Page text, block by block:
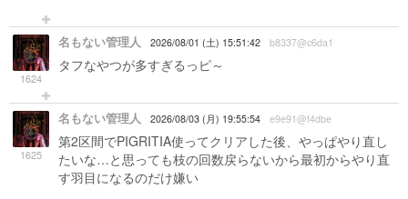
1624
名もない管理人 2026/08/01 (土) 15:51:42 b8337@c6da1
タフなやつが多すぎるっピ～
1625
名もない管理人 2026/08/03 (月) 19:55:54 e9e91@f4dbe
第2区間でPIGRITIA使ってクリアした後、やっぱやり直し
たいな…と思っても枝の回数戻らないから最初からやり直
す羽目になるのだけ嫌い